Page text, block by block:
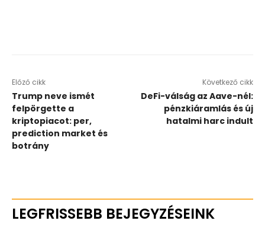
Előző cikk
Trump neve ismét
felpörgette a
kriptopiacot: per,
prediction market és
botrány
Következő cikk
DeFi-válság az Aave-nél:
pénzkiáramlás és új
hatalmi harc indult
LEGFRISSEBB BEJEGYZÉSEINK